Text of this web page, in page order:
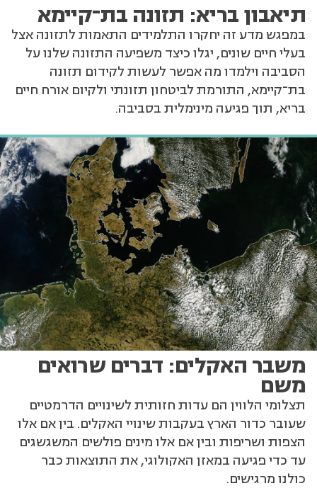
תיאבון בריא: תזונה בת־קיימא
במפגש מדע זה יחקרו התלמידים התאמות לתזונה אצל
בעלי חיים שונים, יגלו כיצד משפיעה התזונה שלנו על
הסביבה וילמדו מה אפשר לעשות לקידום תזונה
בת־קיימא, התורמת לביטחון תזונתי ולקיום אורח חיים
בריא, תוך פגיעה מינימלית בסביבה.
משבר האקלים: דברים שרואים
משם
תצלומי הלווין הם עדות חזותית לשינויים הדרמטיים
שעובר כדור הארץ בעקבות שינויי האקלים. בין אם אלו
הצפות ושריפות ובין אם אלו מינים פולשים המשגשגים
עד כדי פגיעה במאזן האקולוגי, את התוצאות כבר
כולנו מרגישים.